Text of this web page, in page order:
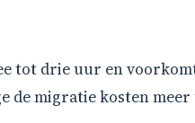
tot drie uur en
de migratie kosten meer